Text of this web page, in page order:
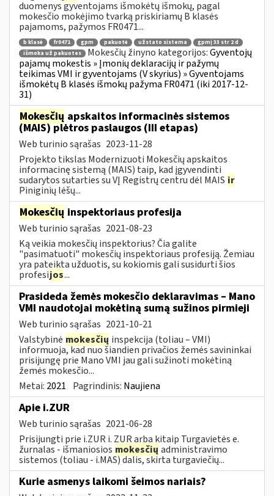
duomenys gyventojams išmokėtų išmokų, pagal
mokesčio mokėjimo tvarką priskiriamų B klasės
pajamoms, pažymos FR0471...
b klasė fr0471 gpm pakuotė užstato sistema
gpmį 33 str 2 d
išmoka už pakuotes
Mokesčių žinyno kategorijos:Gyventojų
pajamų mokestis » Įmonių deklaracijų ir pažymų
teikimas VMI ir gyventojams (V skyrius) » Gyventojams
išmokėtų B klasės išmokų pažyma FR0471 (iki 2017-12-
31)
Mokesčių apskaitos informacinės sistemos
(MAIS) plėtros paslaugos (III etapas)
Web turinio sąrašas 2023-11-28
Projekto tikslas Modernizuoti Mokesčių apskaitos
informacinę sistemą (MAIS) taip, kad įgyvendinti
sudarytos sutarties su VĮ Registrų centru dėl MAIS ir
Piniginių lėšų...
Mokesčių inspektoriaus profesija
Web turinio sąrašas 2021-08-23
Ką veikia mokesčių inspektorius? Čia galite
"pasimatuoti" mokesčių inspektoriaus profesiją. Žemiau
yra pateikta užduotis, su kokiomis gali susidurti šios
profesijos...
Prasideda žemės mokesčio deklaravimas – Mano
VMI naudotojai mokėtiną sumą sužinos pirmieji
Web turinio sąrašas 2021-10-21
Valstybinė mokesčių inspekcija (toliau – VMI)
informuoja, kad nuo šiandien privačios žemės savininkai
prisijungę prie Mano VMI jau gali sužinoti mokėtiną
žemės mokesčio...
Metai: 2021 Pagrindinis: Naujiena
Apie i.ZUR
Web turinio sąrašas 2021-06-28
Prisijungti prie i.ZUR i. ZUR arba kitaip Turgavietės e.
žurnalas - išmaniosios mokesčių administravimo
sistemos (toliau - i.MAS) dalis, skirta turgaviečių...
Kurie asmenys laikomi šeimos nariais?